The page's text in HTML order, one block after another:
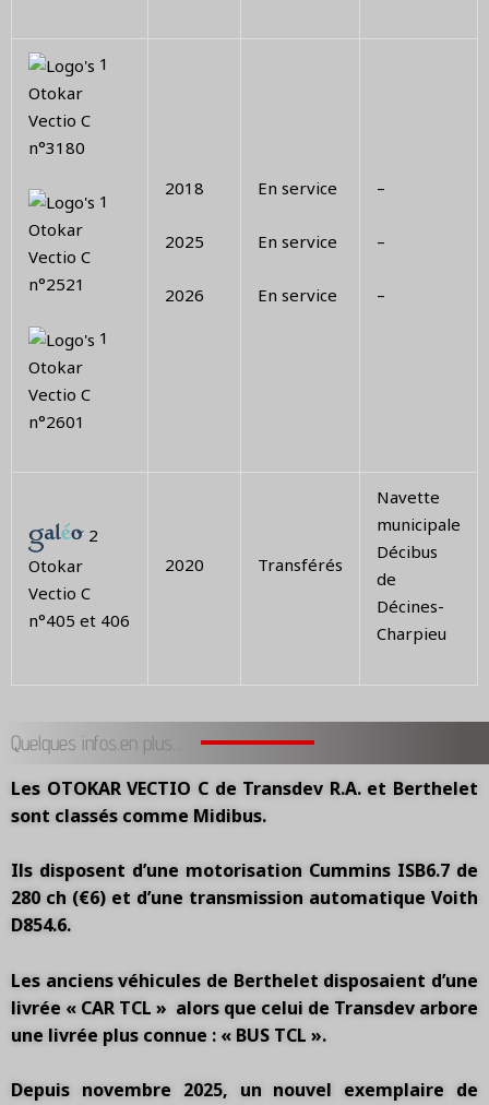
1
Otokar
Vectio C
n°3180
1
Otokar
Vectio C
n°2521
1
Otokar
Vectio C
n°2601
2018
2025
2026
En service
En service
En service
–
–
–
2
Otokar
Vectio C
n°405 et 406
2020 Transférés
Navette
municipale
Décibus
de
Décines-
Charpieu
Quelques infos.en plus...
Les OTOKAR VECTIO C de Transdev R.A. et Berthelet
sont classés comme Midibus.
Ils disposent d’une motorisation Cummins ISB6.7 de
280 ch (€6) et d’une transmission automatique Voith
D854.6.
Les anciens véhicules de Berthelet disposaient d’une
livrée « CAR TCL » alors que celui de Transdev arbore
une livrée plus connue : « BUS TCL ».
Depuis novembre 2025, un nouvel exemplaire de